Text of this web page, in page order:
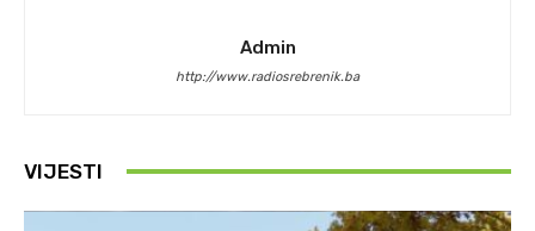
Admin
http://www.radiosrebrenik.ba
VIJESTI